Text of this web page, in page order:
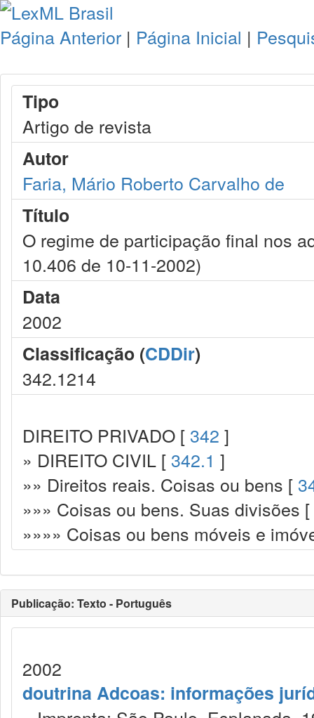
Página Anterior | Página Inicial |
Tipo
Artigo de revista
Autor
Faria, Mário Roberto Carvalho de
Título
O regime de participação final nos
10.406 de 10-11-2002)
Data
2002
Classificação (CDDir)
342.1214
DIREITO PRIVADO [ 342 ]
» DIREITO CIVIL [ 342.1 ]
»» Direitos reais. Coisas ou bens [
»»» Coisas ou bens. Suas divisões [
»»»» Coisas ou bens móveis e
Publicação: Texto - Português
2002
doutrina Adcoas: informações